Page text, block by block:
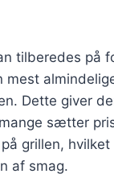
tilberedes på
mest
Dette giver
sætter
grillen, hvilket
af smag.